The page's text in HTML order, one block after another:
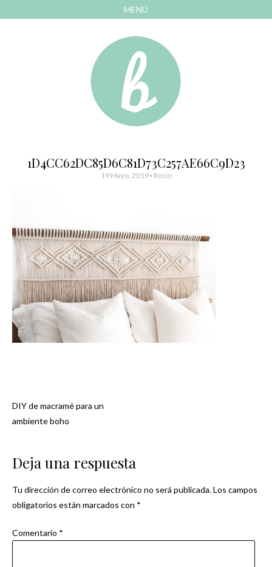
MENÚ
Bonitismos
1D4CC62DC85D6C81D73C257AE66C9D23
19 Mayo, 2019- Rocio
Navegación
DIY de macramé para un
ambiente boho
Deja una respuesta
Tu dirección de correo electrónico no será publicada.Los campos
obligatorios están marcados con *
Comentario *